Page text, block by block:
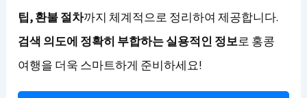
팁, 환불 절차까지 체계적으로 정리하여 제공합니다.
검색 의도에 정확히 부합하는 실용적인 정보로 홍콩
여행을 더욱 스마트하게 준비하세요!